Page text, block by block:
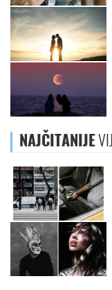
NAJČITANIJE